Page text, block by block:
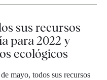
sus recursos
para 2022 y
ecológicos
mayo, todos sus recursos